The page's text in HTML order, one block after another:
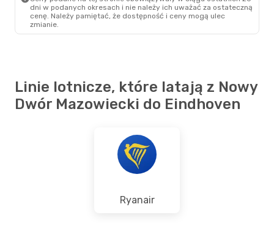
dni w podanych okresach i nie należy ich uważać za ostateczną
cenę. Należy pamiętać, że dostępność i ceny mogą ulec
zmianie.
Linie lotnicze, które latają z Nowy
Dwór Mazowiecki do Eindhoven
Ryanair